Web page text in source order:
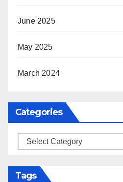
June 2025
May 2025
March 2024
Categories
Categories
Tags